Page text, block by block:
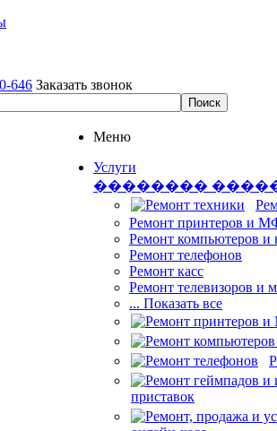
646 Заказать звонок
Меню
Услуги
��������
Ремонт принтеров и
Ремонт компьютеров и
Ремонт телефонов
Ремонт касс
Ремонт телевизоров и
... Показать все